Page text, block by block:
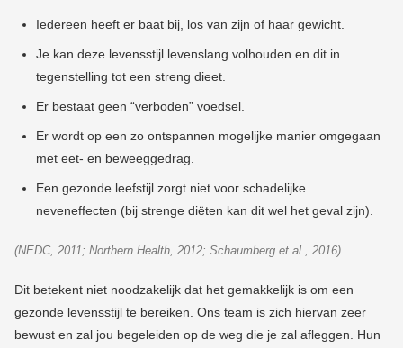
Iedereen heeft er baat bij, los van zijn of haar gewicht.
Je kan deze levensstijl levenslang volhouden en dit in
tegenstelling tot een streng dieet.
Er bestaat geen “verboden” voedsel.
Er wordt op een zo ontspannen mogelijke manier omgegaan
met eet- en beweeggedrag.
Een gezonde leefstijl zorgt niet voor schadelijke
neveneffecten (bij strenge diëten kan dit wel het geval zijn).
(NEDC, 2011; Northern Health, 2012; Schaumberg et al., 2016)
Dit betekent niet noodzakelijk dat het gemakkelijk is om een
gezonde levensstijl te bereiken. Ons team is zich hiervan zeer
bewust en zal jou begeleiden op de weg die je zal afleggen. Hun